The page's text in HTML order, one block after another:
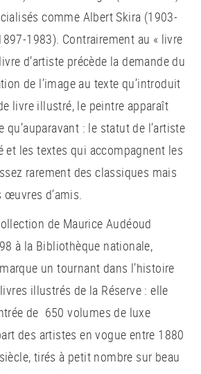
comme Albert Skira (1903-
1983). Contrairement au « livre
d’artiste précède la demande du
de l’image au texte qu’introduit
livre illustré, le peintre apparaît
: le statut de l’artiste
et les textes qui accompagnent les
rarement des classiques mais
d’amis.
de Maurice Audéoud
à la Bibliothèque nationale,
un tournant dans l’histoire
illustrés de la Réserve : elle
de 650 volumes de luxe
des artistes en vogue entre 1880
siècle, tirés à petit nombre sur beau